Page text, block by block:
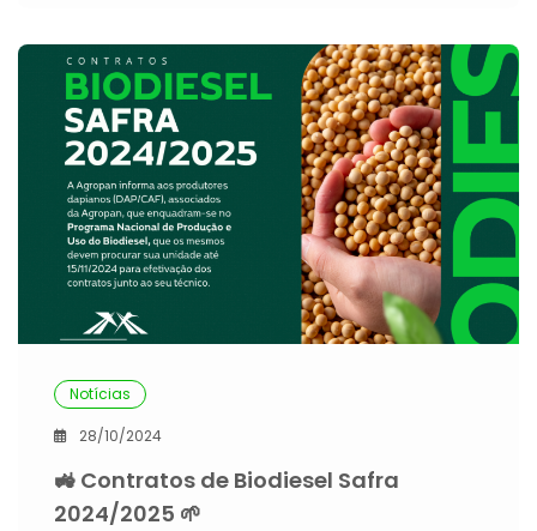
Notícias
28/10/2024
🚜 Contratos de Biodiesel Safra
2024/2025 🌱